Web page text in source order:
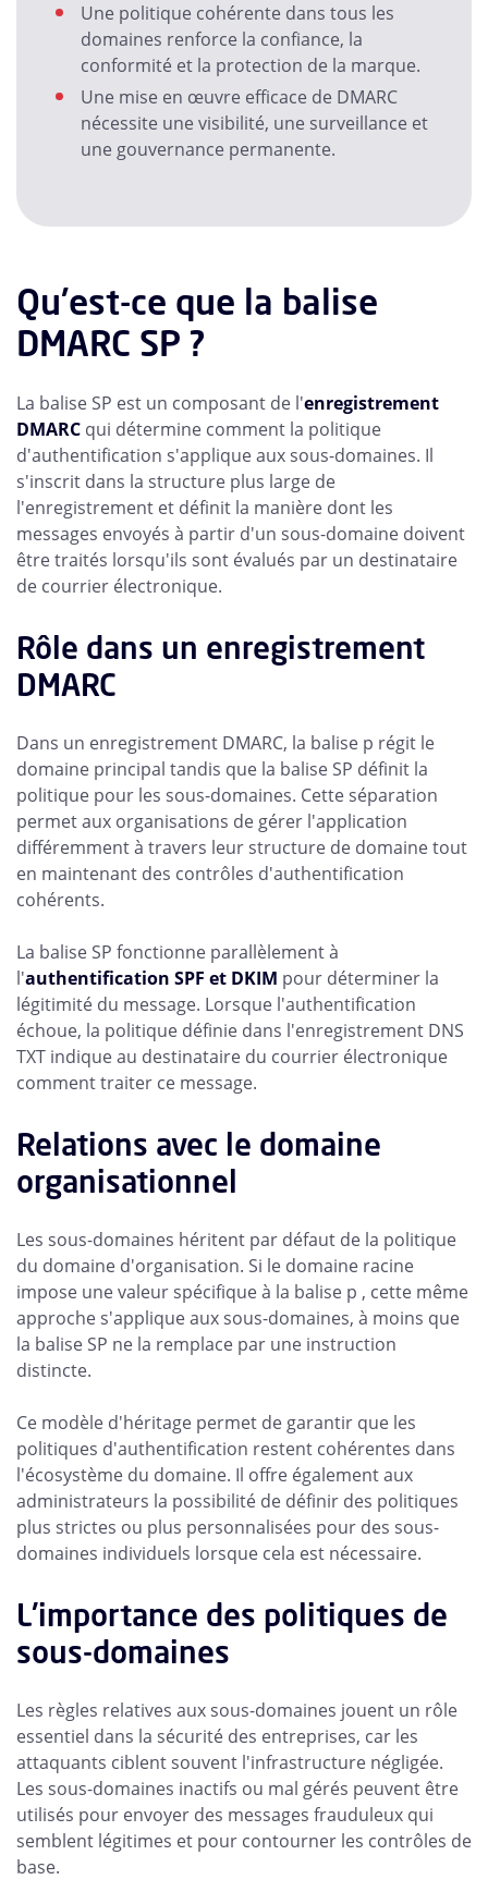
Une politique cohérente dans tous les
domaines renforce la confiance, la
conformité et la protection de la marque.
Une mise en œuvre efficace de DMARC
nécessite une visibilité, une surveillance et
une gouvernance permanente.
Qu'est-ce que la balise
DMARC SP ?
La balise SP est un composant de l'enregistrement
DMARC qui détermine comment la politique
d'authentification s'applique aux sous-domaines. Il
s'inscrit dans la structure plus large de
l'enregistrement et définit la manière dont les
messages envoyés à partir d'un sous-domaine doivent
être traités lorsqu'ils sont évalués par un destinataire
de courrier électronique.
Rôle dans un enregistrement
DMARC
Dans un enregistrement DMARC, la balise p régit le
domaine principal tandis que la balise SP définit la
politique pour les sous-domaines. Cette séparation
permet aux organisations de gérer l'application
différemment à travers leur structure de domaine tout
en maintenant des contrôles d'authentification
cohérents.
La balise SP fonctionne parallèlement à
l'authentification SPF et DKIM pour déterminer la
légitimité du message. Lorsque l'authentification
échoue, la politique définie dans l'enregistrement DNS
TXT indique au destinataire du courrier électronique
comment traiter ce message.
Relations avec le domaine
organisationnel
Les sous-domaines héritent par défaut de la politique
du domaine d'organisation. Si le domaine racine
impose une valeur spécifique à la balise p , cette même
approche s'applique aux sous-domaines, à moins que
la balise SP ne la remplace par une instruction
distincte.
Ce modèle d'héritage permet de garantir que les
politiques d'authentification restent cohérentes dans
l'écosystème du domaine. Il offre également aux
administrateurs la possibilité de définir des politiques
plus strictes ou plus personnalisées pour des sous-
domaines individuels lorsque cela est nécessaire.
L'importance des politiques de
sous-domaines
Les règles relatives aux sous-domaines jouent un rôle
essentiel dans la sécurité des entreprises, car les
attaquants ciblent souvent l'infrastructure négligée.
Les sous-domaines inactifs ou mal gérés peuvent être
utilisés pour envoyer des messages frauduleux qui
semblent légitimes et pour contourner les contrôles de
base.